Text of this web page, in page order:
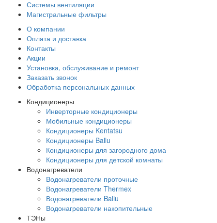
Системы вентиляции
Магистральные фильтры
О компании
Оплата и доставка
Контакты
Акции
Установка, обслуживание и ремонт
Заказать звонок
Обработка персональных данных
Кондиционеры
Инверторные кондиционеры
Мобильные кондиционеры
Кондиционеры Kentatsu
Кондиционеры Ballu
Кондиционеры для загородного дома
Кондиционеры для детской комнаты
Водонагреватели
Водонагреватели проточные
Водонагреватели Thermex
Водонагреватели Ballu
Водонагреватели накопительные
ТЭНы